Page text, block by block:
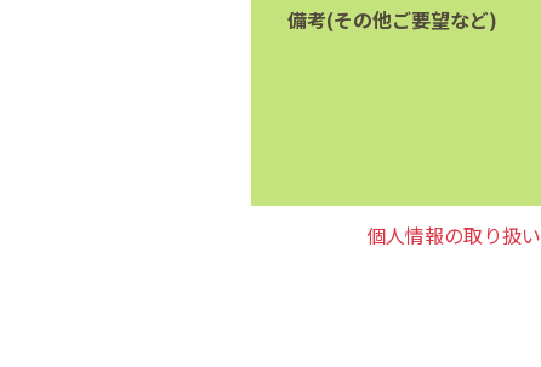
備考(その他ご要望など)
個人情報の取り扱い